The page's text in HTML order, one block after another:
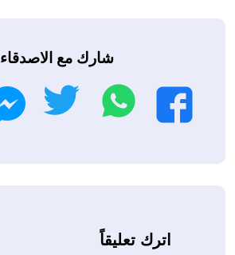
شارك مع الاصدقاء
فيسبوك
واتساب تويتر
اترك تعليقاً